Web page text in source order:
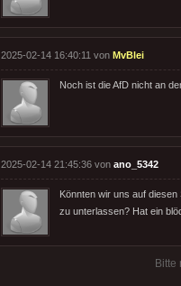
2025-02-14 16:40:11 von MvBlei
Noch ist die AfD nicht an
2025-02-14 21:45:36 von ano_5342
Könnten wir uns auf diesen
zu unterlassen? Hat ein
Bitte